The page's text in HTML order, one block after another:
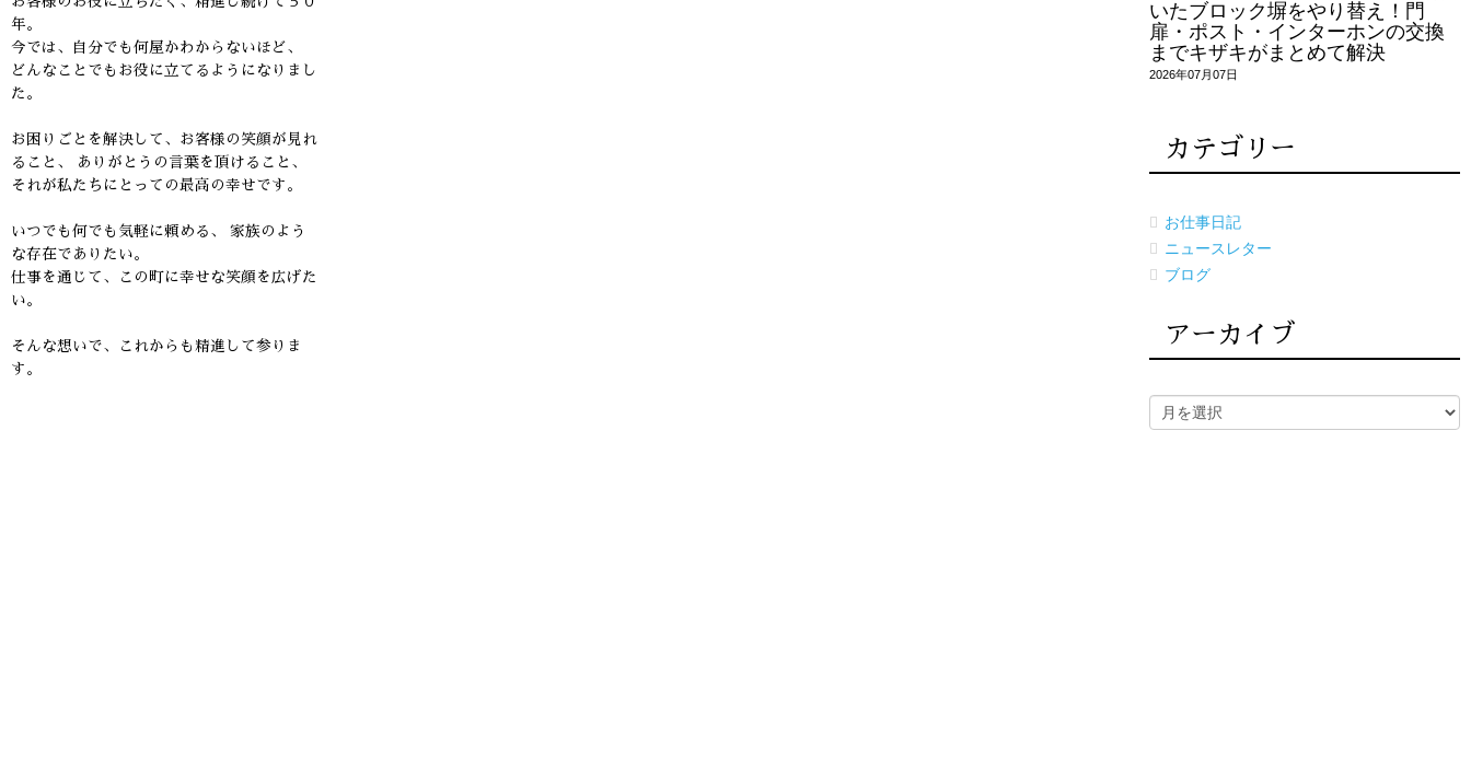
年。
今では、自分でも何屋かわからないほど、
どんなことでもお役に立てるようになりまし
た。
お困りごとを解決して、お客様の笑顔が見れ
ること、
ありがとうの言葉を頂けること、
それが私たちにとっての最高の幸せです。
いつでも何でも気軽に頼める、 家族のよう
な存在でありたい。
仕事を通じて、この町に幸せな笑顔を広げた
い。
そんな想いで、これからも精進して参りま
す。
いたブロック塀をやり替え！門
扉・ポスト・インターホンの交換
までキザキがまとめて解決
2026年07月07日
カテゴリー
お仕事日記
ニュースレター
ブログ
アーカイブ